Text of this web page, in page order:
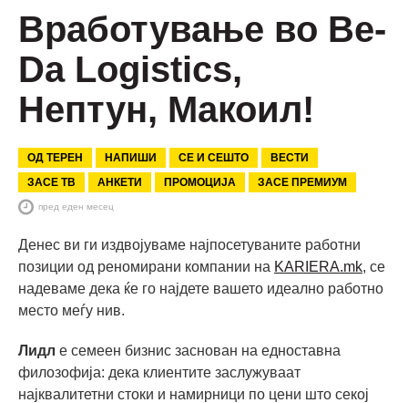
Вработување во Be-
Da Logistics,
Нептун, Макоил!
ОД ТЕРЕН НАПИШИ СЕ И СЕШТО
ВЕСТИ
ЗАСЕ ТВ
АНКЕТИ ПРОМОЦИЈА ЗАСЕ ПРЕМИУМ
пред еден месец
Денес ви ги издвојуваме најпосетуваните работни
позиции од реномирани компании на KARIERA.mk, се
надеваме дека ќе го најдете вашето идеално работно
место меѓу нив.
Лидл е семеен бизнис заснован на едноставна
филозофија: дека клиентите заслужуваат
најквалитетни стоки и намирници по цени што секој